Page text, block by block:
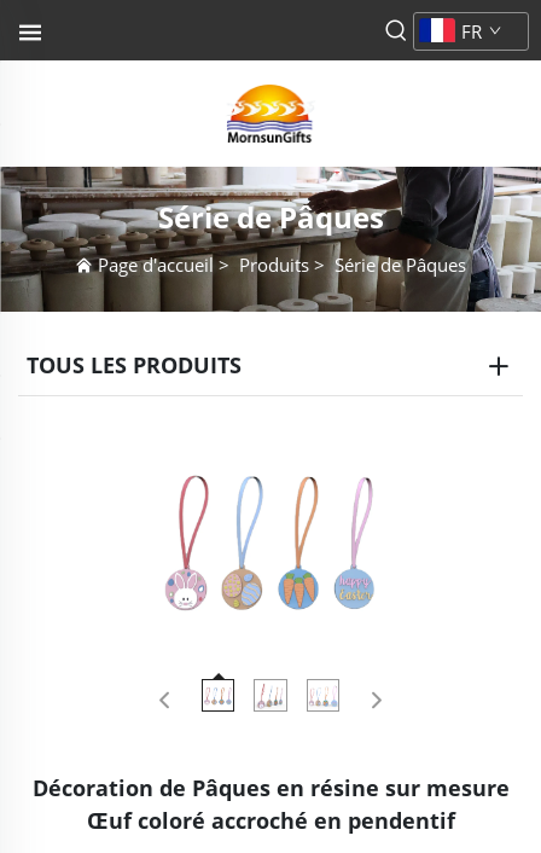
FR
Série de Pâques
Page d'accueil > Produits > Série de Pâques
TOUS LES PRODUITS
Décoration de Pâques en résine sur mesure
Œuf coloré accroché en pendentif